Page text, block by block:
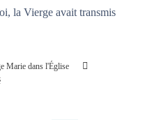
la Vierge avait transmis
Marie dans l'Église